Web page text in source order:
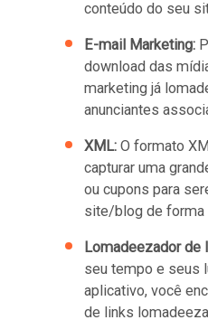
conteúdo do seu
E-mail Marketing:
download das
marketing já
anunciantes
XML: O formato
capturar uma
ou cupons para
site/blog de forma
Lomadeezador de
seu tempo e seus
aplicativo, você
de links